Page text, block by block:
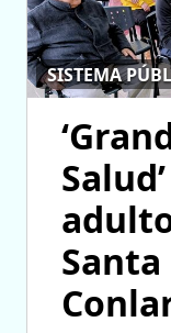
SISTEMA
Santa